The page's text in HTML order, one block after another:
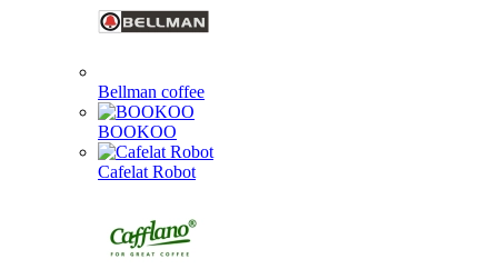
Bellman coffee
BOOKOO
Cafelat Robot